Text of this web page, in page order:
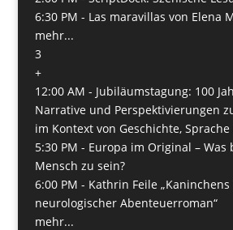
6:30 PM - Las maravillas von Elena
mehr...
3
+
12:00 AM - Jubiläumstagung: 100
Narrative und Perspektivierungen
im Kontext von Geschichte,
5:30 PM - Europa im Original – Was
Mensch zu sein?
6:00 PM - Kathrin Feile
neurologischer Abenteuerroman“
mehr...